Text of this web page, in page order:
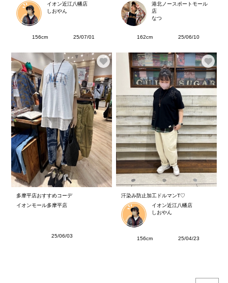
イオン近江八幡店
しおやん
156cm 25/07/01
港北ノースポートモール
店
なつ
162cm 25/06/10
多摩平店おすすめコーデ
イオンモール多摩平店
25/06/03
汗染み防止加工ドルマンT♡
イオン近江八幡店
しおやん
156cm 25/04/23